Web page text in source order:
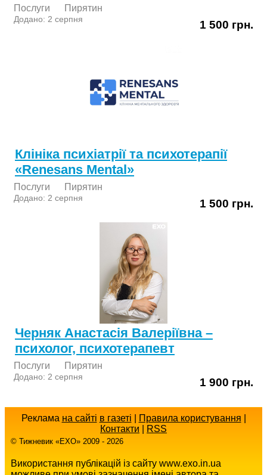
Послуги Пирятин
Додано: 2 серпня 1 500 грн.
Клініка психіатрії та психотерапії
«Renesans Mental»
Послуги Пирятин
Додано: 2 серпня 1 500 грн.
Черняк Анастасія Валеріївна –
психолог, психотерапевт
Послуги Пирятин
Додано: 2 серпня 1 900 грн.
Реклама на сайті в газеті Правила користування
Контакти
RSS
© Тижневик «EХO» 2009 - 2026
Використання публікацій із сайту www.exo.in.ua